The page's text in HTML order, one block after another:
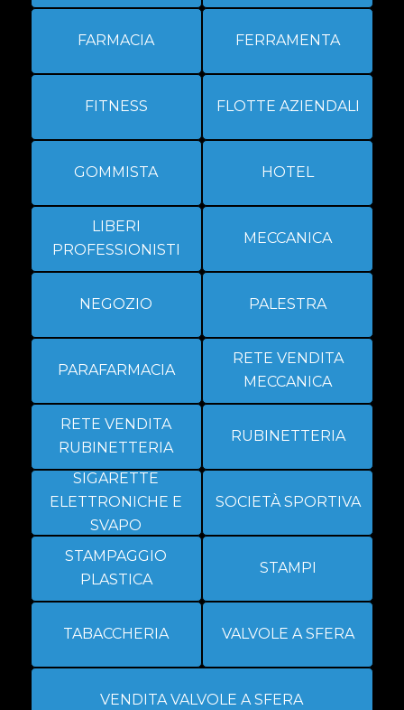
FARMACIA FERRAMENTA
FITNESS FLOTTE AZIENDALI
GOMMISTA HOTEL
LIBERI
PROFESSIONISTI
MECCANICA
NEGOZIO PALESTRA
PARAFARMACIA
RETE VENDITA
MECCANICA
RETE VENDITA
RUBINETTERIA
RUBINETTERIA
SIGARETTE
ELETTRONICHE E
SVAPO
SOCIETÀ SPORTIVA
STAMPAGGIO
PLASTICA
STAMPI
TABACCHERIA VALVOLE A SFERA
VENDITA VALVOLE A SFERA